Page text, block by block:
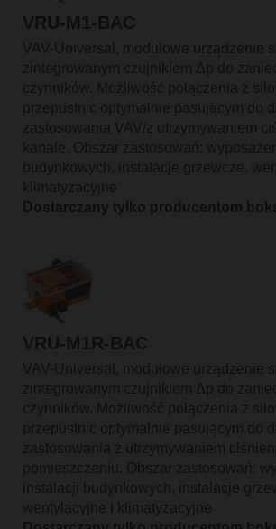
VRU-M1-BAC
VAV-Universal, modułowe urządzenie
zintegrowanym czujnikiem Δp do
czynników. Możliwość połączenia z
przepustnic optymalnie pasującym do
zastosowania VAV/z utrzymywaniem
kanale. Obszar zastosowań:
budynkowych, instalacje grzewcze,
klimatyzacyjne
Dostarczany tylko producentom
VRU-M1R-BAC
VAV-Universal, modułowe urządzenie
zintegrowanym czujnikiem Δp do
czynników. Możliwość połączenia z
przepustnic optymalnie pasującym do
zastosowania z utrzymywaniem
pomieszczeniu. Obszar zastosowań:
instalacji budynkowych, instalacje
wentylacyjne i klimatyzacyjne